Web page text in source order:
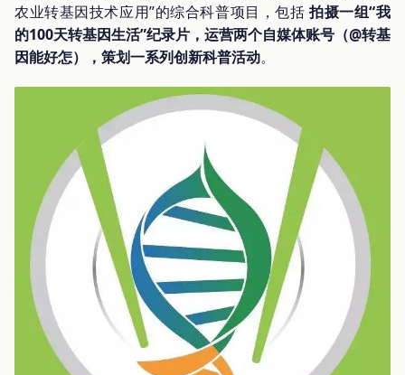
农业转基因技术应用”的综合科普项目，包括拍摄一组“我
的100天转基因生活”纪录片，运营两个自媒体账号（@转基
因能好怎），策划一系列创新科普活动。